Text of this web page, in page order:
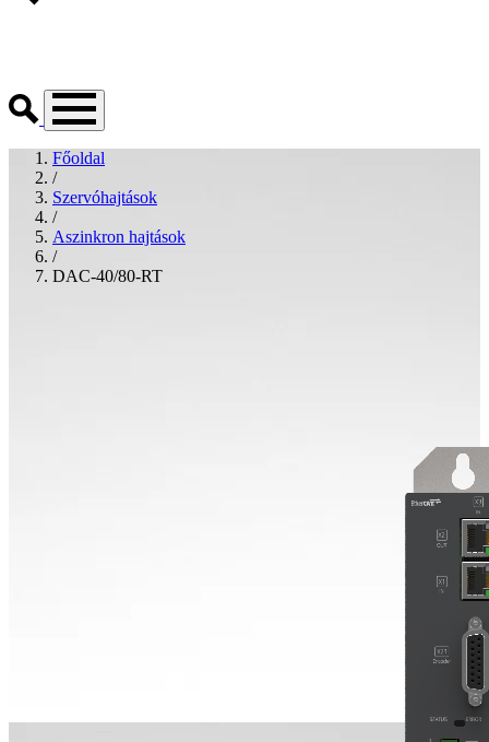
Főoldal
/
Szervóhajtások
/
Aszinkron hajtások
/
DAC-40/80-RT